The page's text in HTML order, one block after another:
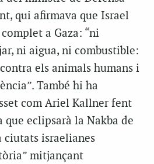
qui afirmava que Israel
a Gaza: “ni
ni aigua, ni combustible:
els animals humans i
També hi ha
com Ariel Kallner fent
que eclipsarà la Nakba de
ciutats israelianes
mitjançant